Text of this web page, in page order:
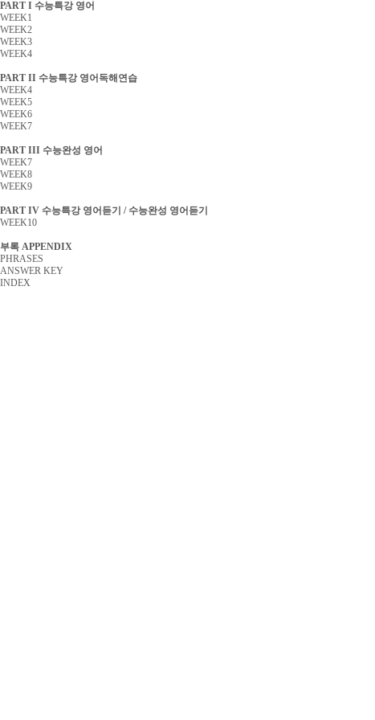
PART I 수능특강 영어
WEEK1
WEEK2
WEEK3
WEEK4
PART II 수능특강 영어독해연습
WEEK4
WEEK5
WEEK6
WEEK7
PART III 수능완성 영어
WEEK7
WEEK8
WEEK9
PART IV 수능특강 영어듣기 / 수능완성 영어듣기
WEEK10
부록 APPENDIX
PHRASES
ANSWER KEY
INDEX